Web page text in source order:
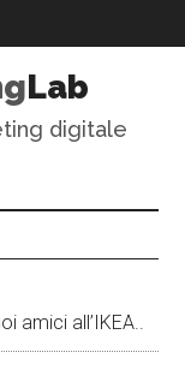
Lab
digitale
amici all’IKEA..